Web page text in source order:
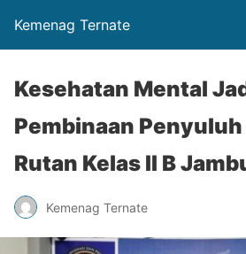
Kemenag Ternate
Kesehatan Mental
Pembinaan Penyuluh
Rutan Kelas II B
Kemenag Ternate